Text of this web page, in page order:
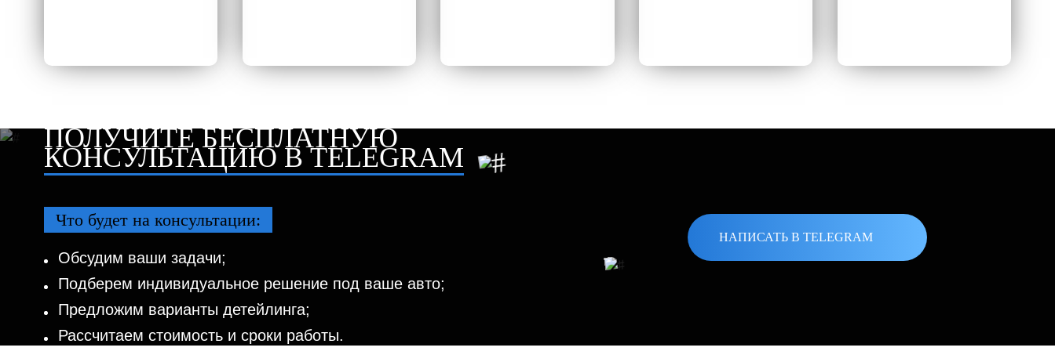
ПОЛУЧИТЕ БЕСПЛАТНУЮ
КОНСУЛЬТАЦИЮ В TELEGRAM
Что будет на консультации:
Обсудим ваши задачи;
Подберем индивидуальное решение под ваше авто;
Предложим варианты детейлинга;
Рассчитаем стоимость и сроки работы.
НАПИСАТЬ В TELEGRAM